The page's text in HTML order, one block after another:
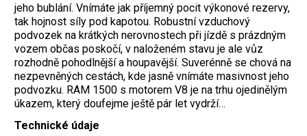
jeho bublání. Vnímáte jak příjemný pocit výkonové rezervy,
tak hojnost síly pod kapotou. Robustní vzduchový
podvozek na krátkých nerovnostech při jízdě s prázdným
vozem občas poskočí, v naloženém stavu je ale vůz
rozhodně pohodlnější a houpavější. Suverénně se chová na
nezpevněných cestách, kde jasně vnímáte masivnost jeho
podvozku. RAM 1500 s motorem V8 je na trhu ojedinělým
úkazem, který doufejme ještě pár let vydrží…
Technické údaje